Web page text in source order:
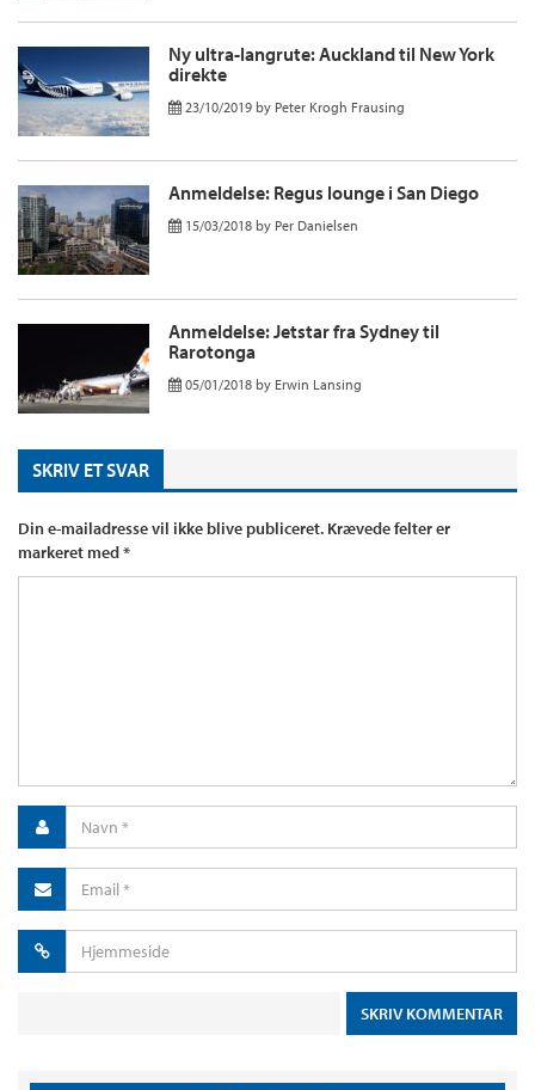
Ny ultra-langrute: Auckland til New York
direkte
23/10/2019 by Peter Krogh Frausing
Anmeldelse: Regus lounge i San Diego
15/03/2018 by Per Danielsen
Anmeldelse: Jetstar fra Sydney til
Rarotonga
05/01/2018 by Erwin Lansing
SKRIV ET SVAR
Din e-mailadresse vil ikke blive publiceret. Krævede felter er
markeret med*